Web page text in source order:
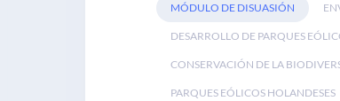
MÓDULO DE DISUASIÓN
DESARROLLO DE PARQUES
CONSERVACIÓN DE LA
PARQUES EÓLICOS HOLANDESES